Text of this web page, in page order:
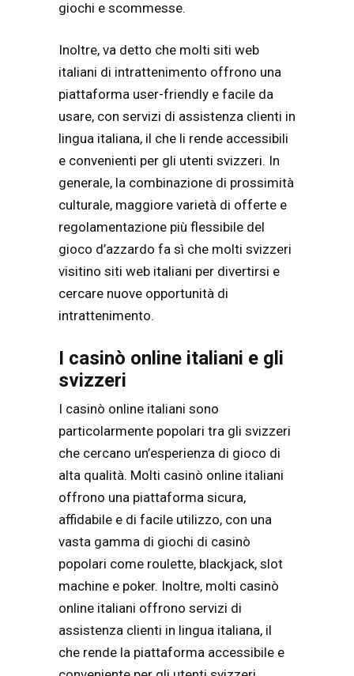
giochi e scommesse.
Inoltre, va detto che molti siti web
italiani di intrattenimento offrono una
piattaforma user-friendly e facile da
usare, con servizi di assistenza clienti in
lingua italiana, il che li rende accessibili
e convenienti per gli utenti svizzeri. In
generale, la combinazione di prossimità
culturale, maggiore varietà di offerte e
regolamentazione più flessibile del
gioco d’azzardo fa sì che molti svizzeri
visitino siti web italiani per divertirsi e
cercare nuove opportunità di
intrattenimento.
I casinò online italiani e gli
svizzeri
I casinò online italiani sono
particolarmente popolari tra gli svizzeri
che cercano un’esperienza di gioco di
alta qualità. Molti casinò online italiani
offrono una piattaforma sicura,
affidabile e di facile utilizzo, con una
vasta gamma di giochi di casinò
popolari come roulette, blackjack, slot
machine e poker. Inoltre, molti casinò
online italiani offrono servizi di
assistenza clienti in lingua italiana, il
che rende la piattaforma accessibile e